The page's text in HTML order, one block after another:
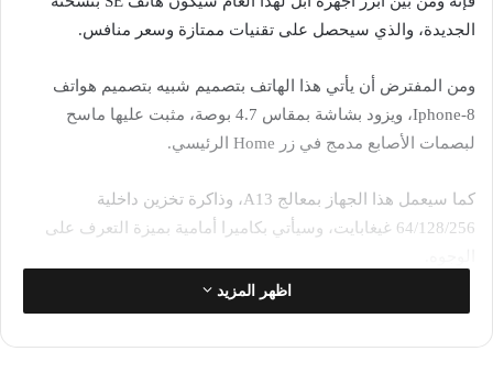
الجديدة، والذي سيحصل على تقنيات ممتازة وسعر منافس.
ومن المفترض أن يأتي هذا الهاتف بتصميم شبيه بتصميم هواتف
Iphone-8، ويزود بشاشة بمقاس 4.7 بوصة، مثبت عليها ماسح
لبصمات الأصابع مدمج في زر Home الرئيسي.
كما سيعمل هذا الجهاز بمعالج A13، وذاكرة تخزين داخلية
64/128/256 غيغابايت، وسيأتي بكاميرا أمامية بميزة التعرف على
اظهر المزيد